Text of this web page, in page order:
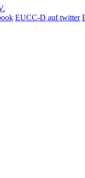
EUCC-D auf twitter